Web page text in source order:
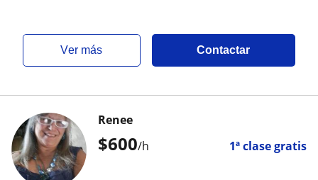
ver más Contactar
$600/h 1ª clase gratis
Renee